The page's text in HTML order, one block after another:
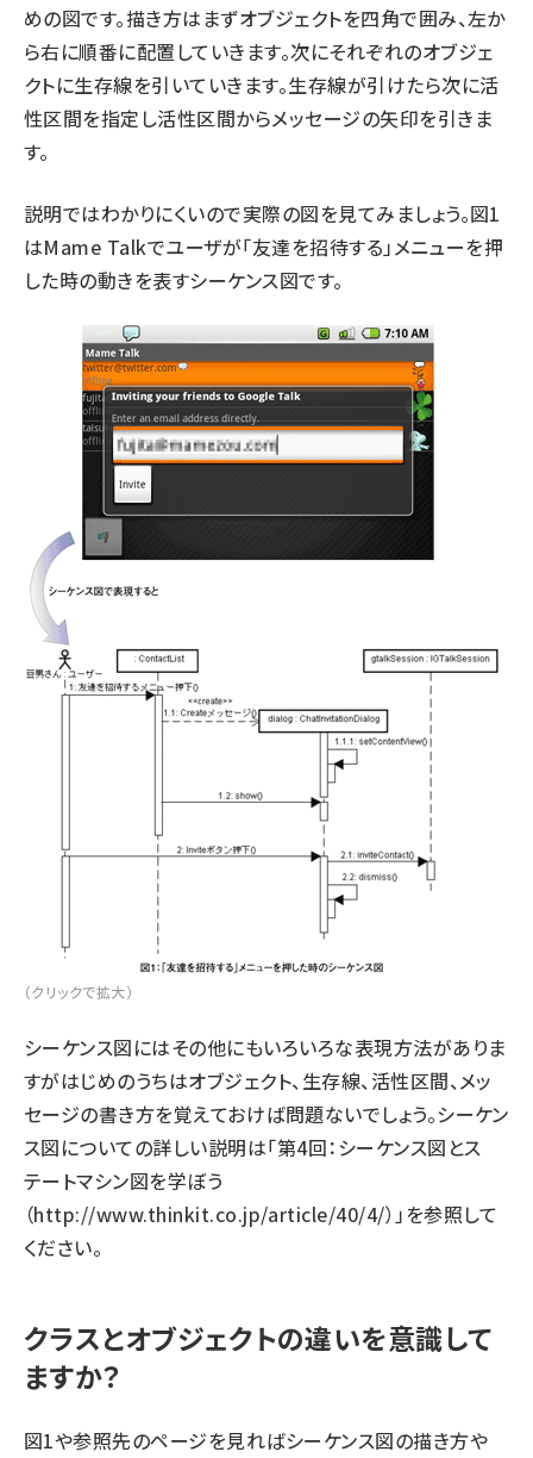
めの図です。描き方はまずオブジェクトを四角で囲み、左か
ら右に順番に配置していきます。次にそれぞれのオブジェ
クトに生存線を引いていきます。生存線が引けたら次に活
性区間を指定し活性区間からメッセージの矢印を引きま
す。
説明ではわかりにくいので実際の図を見てみましょう。図1
はMame Talkでユーザが「友達を招待する」メニューを押
した時の動きを表すシーケンス図です。
（クリックで拡大）
シーケンス図にはその他にもいろいろな表現方法がありま
すがはじめのうちはオブジェクト、生存線、活性区間、メッ
セージの書き方を覚えておけば問題ないでしょう。シーケン
ス図についての詳しい説明は「第4回：シーケンス図とス
テートマシン図を学ぼう
（http://www.thinkit.co.jp/article/40/4/）」を参照して
ください。
クラスとオブジェクトの違いを意識して
ますか？
図1や参照先のページを見ればシーケンス図の描き方や